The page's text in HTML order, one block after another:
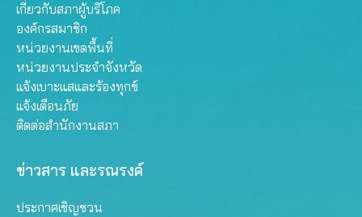
เกี่ยวกับสภาผู้บริโภค
องค์กรสมาชิก
หน่วยงานเขตพื้นที่
หน่วยงานประจำจังหวัด
แจ้งเบาะแสและร้องทุกข์
แจ้งเตือนภัย
ติดต่อสำนักงานสภา
ข่าวสาร และรณรงค์
ประกาศเชิญชวน